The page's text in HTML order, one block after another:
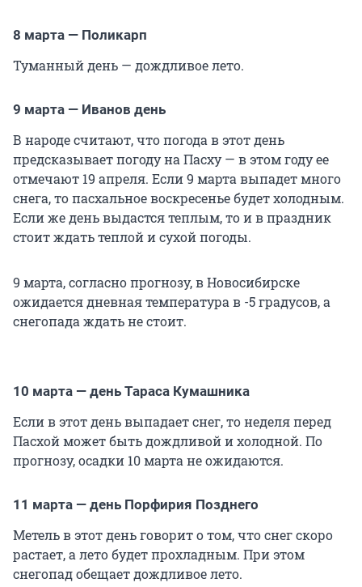
8 марта — Поликарп
Туманный день — дождливое лето.
9 марта — Иванов день
В народе считают, что погода в этот день
предсказывает погоду на Пасху — в этом году ее
отмечают 19 апреля. Если 9 марта выпадет много
снега, то пасхальное воскресенье будет холодным.
Если же день выдастся теплым, то и в праздник
стоит ждать теплой и сухой погоды.
9 марта, согласно прогнозу, в Новосибирске
ожидается дневная температура в -5 градусов, а
снегопада ждать не стоит.
10 марта — день Тараса Кумашника
Если в этот день выпадает снег, то неделя перед
Пасхой может быть дождливой и холодной. По
прогнозу, осадки 10 марта не ожидаются.
11 марта — день Порфирия Позднего
Метель в этот день говорит о том, что снег скоро
растает, а лето будет прохладным. При этом
снегопад обещает дождливое лето.